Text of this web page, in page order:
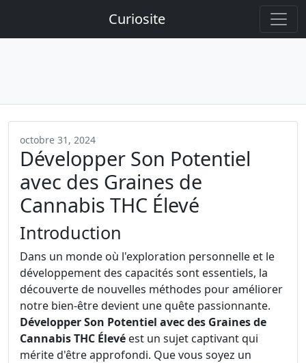
Curiosite
octobre 31, 2024
Développer Son Potentiel
avec des Graines de
Cannabis THC Élevé
Introduction
Dans un monde où l'exploration personnelle et le
développement des capacités sont essentiels, la
découverte de nouvelles méthodes pour améliorer
notre bien-être devient une quête passionnante.
Développer Son Potentiel avec des Graines de
Cannabis THC Élevé est un sujet captivant qui
mérite d'être approfondi. Que vous soyez un